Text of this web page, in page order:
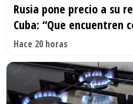
Rusia pone precio a su
Cuba: “Que encuentren
Hace 20 horas